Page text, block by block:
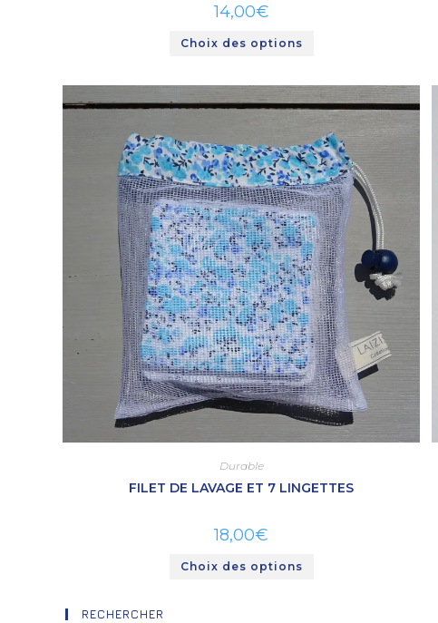
14,00€
Choix des options
Durable
FILET DE LAVAGE ET 7 LINGETTES
18,00€
Choix des options
RECHERCHER